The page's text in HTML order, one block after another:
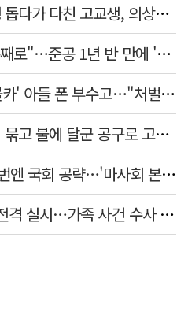
'장윤기 사건' 피해 여고생 돕다가 다친 고교생, 의상자 인정
"아파트 외벽 테라스가 통째로"…준공 1년 반 만에 '아찔 사고'
전북 경찰 간부 '女교사 몰카' 아들 폰 부수고…"처벌 못하는 사안" 내부망에 글
'외도 의심' 아내 화장실에 묶고 불에 달군 공구로 고문…남편 검거
김병삼 경북 영천시장, 이번엔 국회 공략…'마사회 본사 이전·광역교통망 확충' 요청
경찰, 9월 초부터 상피제 전격 실시…가족 사건 수사 못해